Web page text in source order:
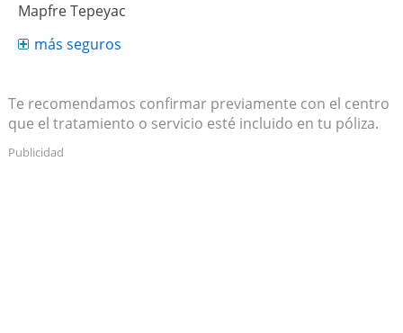
Mapfre Tepeyac
más seguros
Te recomendamos confirmar previamente con el centro
que el tratamiento o servicio esté incluido en tu póliza.
Publicidad